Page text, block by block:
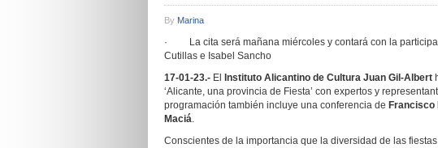
By Marina
· La cita será mañana miércoles y contará con la
Cutillas e Isabel Sancho
17-01-23.- El Instituto Alicantino de Cultura Juan Gil-Albert
‘Alicante, una provincia de Fiesta’ con expertos y
programación también incluye una conferencia de Francisco
Maciá.
Conscientes de la importancia que la diversidad de las